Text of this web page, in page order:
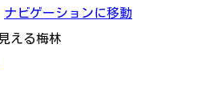
ナビゲーションに移動
える梅林